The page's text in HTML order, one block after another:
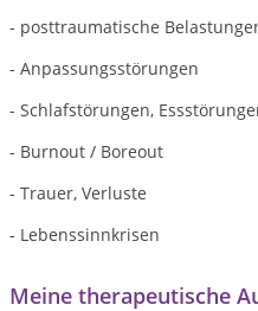
- posttraumatische
- Anpassungsstörungen
- Schlafstörungen,
- Burnout / Boreout
- Trauer, Verluste
- Lebenssinnkrisen
Meine therapeutische